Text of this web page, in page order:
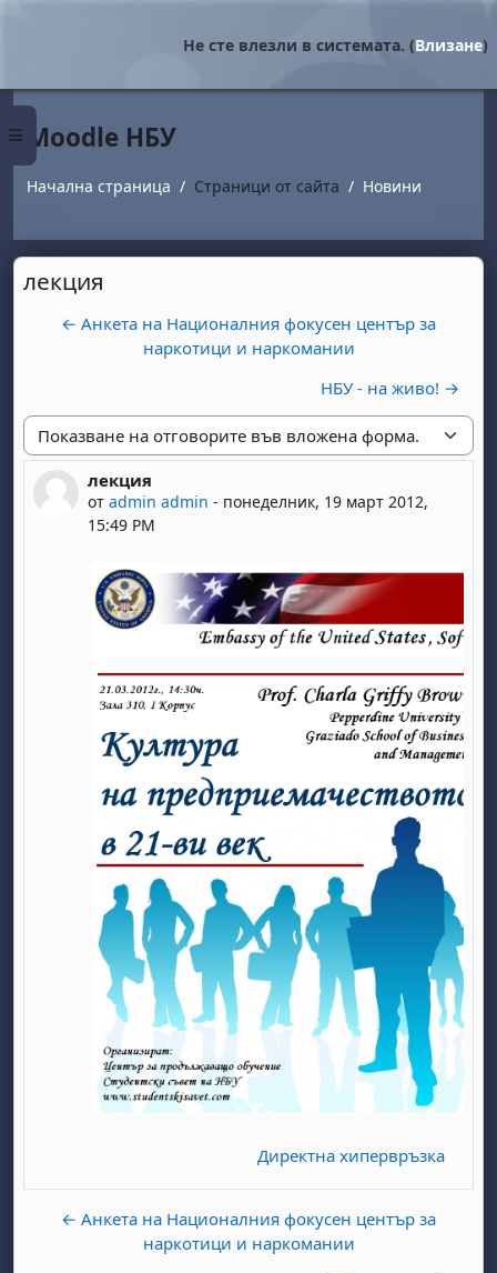
Страничен панел
Не сте влезли в системата. (Влизане)
Moodle НБУ
Начална страница Страници от сайта Новини
лекция
← Анкета на Националния фокусен център за
наркотици и наркомании
НБУ - на живо! →
Начин на показване
лекция
от admin admin - понеделник, 19 март 2012,
15:49 PM
Number of replies: 0
Директна хипервръзка
← Анкета на Националния фокусен център за
наркотици и наркомании
1 август
неделя, 2 август
6 август
август8 август
неделя, 9 август